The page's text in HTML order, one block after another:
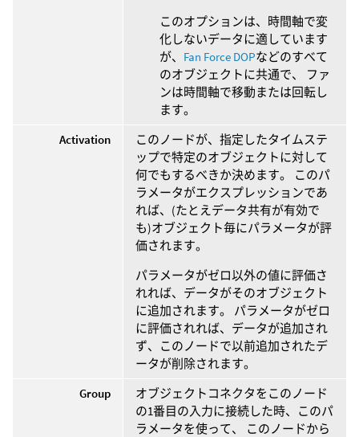
このオプションは、時間軸で変
化しないデータに適しています
が、 Fan Force DOPなどのすべて
のオブジェクトに共通で、 ファ
ンは時間軸で移動または回転し
ます。
Activation
このノードが、指定したタイムステ
ップで特定のオブジェクトに対して
何でもするべきか決めます。 このパ
ラメータがエクスプレッションであ
れば、(たとえデータ共有が有効で
も)オブジェクト毎にパラメータが評
価されます。
パラメータがゼロ以外の値に評価さ
れれば、データがそのオブジェクト
に追加されます。 パラメータがゼロ
に評価されれば、データが追加され
ず、このノードで以前追加されたデ
ータが削除されます。
Group
オブジェクトコネクタをこのノード
の1番目の入力に接続した時、このパ
ラメータを使って、 このノードから